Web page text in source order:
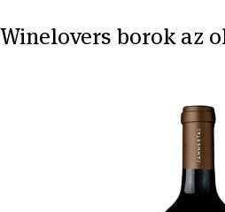
Winelovers borok az